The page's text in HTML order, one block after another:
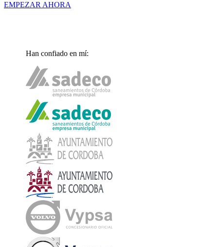
EMPEZAR AHORA
Han confiado en mí: